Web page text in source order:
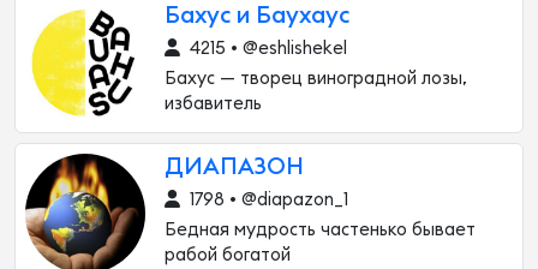
Бахус и Баухаус
4215 • @eshlishekel
Бахус — творец виноградной лозы,
избавитель
ДИАПАЗОН
1798 • @diapazon_1
Бедная мудрость частенько бывает
рабой богатой